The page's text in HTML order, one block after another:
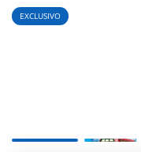
EXCLUSIVO